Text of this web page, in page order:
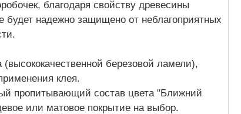
благодаря свойству древесины
будет надежно защищено от неблагоприятных
(высококачественной березовой ламели),
клея.
пропитывающий состав цвета "Ближний
или матовое покрытие на выбор.